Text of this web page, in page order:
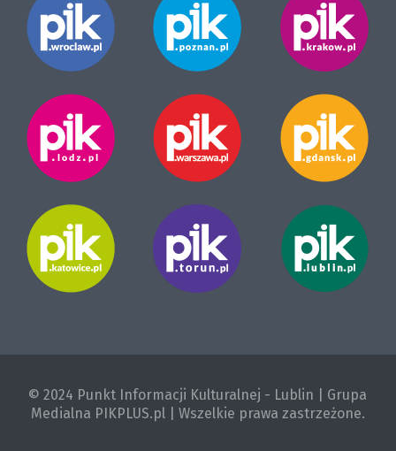
© 2024 Punkt Informacji Kulturalnej - Lublin | Grupa
Medialna PIKPLUS.pl | Wszelkie prawa zastrzeżone.